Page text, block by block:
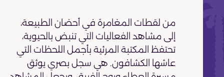
من لقطات المغامرة في أحضان الطبيعة،
إلى مشاهد الفعاليات التي تنبض بالحيوية،
تحتفظ المكتبة المرئية بأجمل اللحظات التي
عاشها الكشافون. هي سجل بصري يوثق